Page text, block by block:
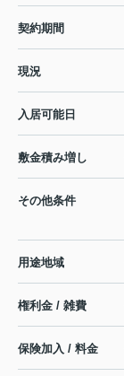
契約期間
現況
入居可能日
敷金積み増し
その他条件
用途地域
権利金 / 雑費
保険加入 / 料金